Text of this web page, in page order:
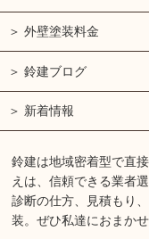
外壁塗装料金
鈴建ブログ
新着情報
鈴建は地域密着型で直
えは、信頼できる業者
診断の仕方、見積もり
装。ぜひ私達におまかせ